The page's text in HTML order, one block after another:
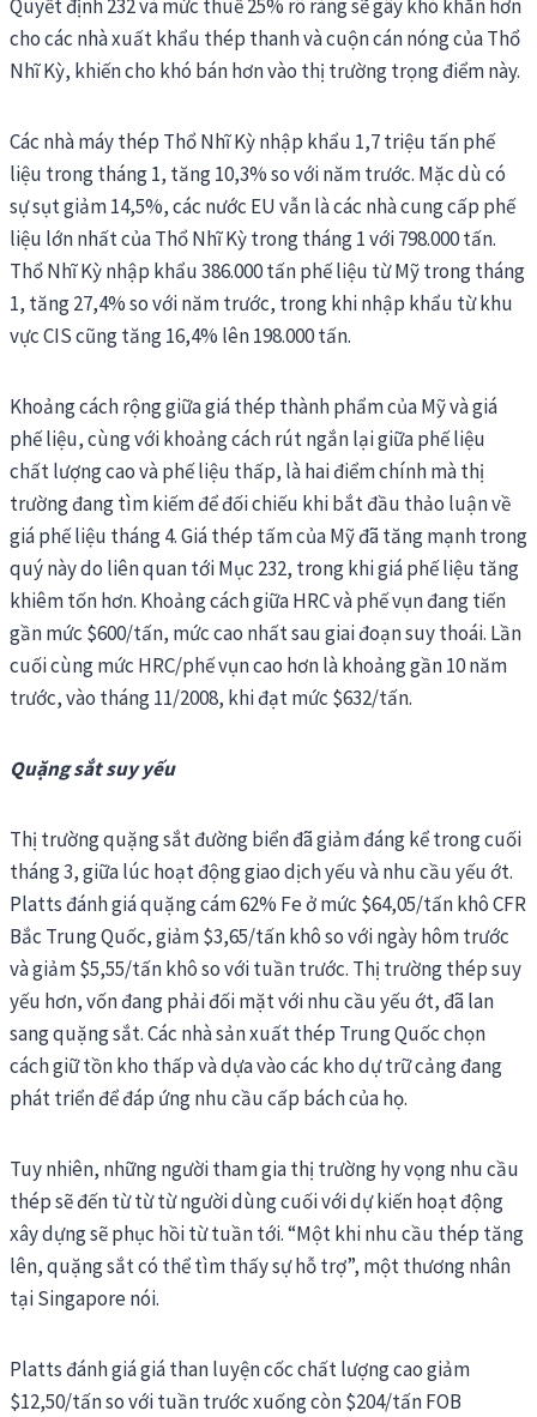
Quyết định 232 và mức thuế 25% rõ ràng sẽ gây khó khăn hơn
cho các nhà xuất khẩu thép thanh và cuộn cán nóng của Thổ
Nhĩ Kỳ, khiến cho khó bán hơn vào thị trường trọng điểm này.
Các nhà máy thép Thổ Nhĩ Kỳ nhập khẩu 1,7 triệu tấn phế
liệu trong tháng 1, tăng 10,3% so với năm trước. Mặc dù có
sự sụt giảm 14,5%, các nước EU vẫn là các nhà cung cấp phế
liệu lớn nhất của Thổ Nhĩ Kỳ trong tháng 1 với 798.000 tấn.
Thổ Nhĩ Kỳ nhập khẩu 386.000 tấn phế liệu từ Mỹ trong tháng
1, tăng 27,4% so với năm trước, trong khi nhập khẩu từ khu
vực CIS cũng tăng 16,4% lên 198.000 tấn.
Khoảng cách rộng giữa giá thép thành phẩm của Mỹ và giá
phế liệu, cùng với khoảng cách rút ngắn lại giữa phế liệu
chất lượng cao và phế liệu thấp, là hai điểm chính mà thị
trường đang tìm kiếm để đối chiếu khi bắt đầu thảo luận về
giá phế liệu tháng 4. Giá thép tấm của Mỹ đã tăng mạnh trong
quý này do liên quan tới Mục 232, trong khi giá phế liệu tăng
khiêm tốn hơn. Khoảng cách giữa HRC và phế vụn đang tiến
gần mức $600/tấn, mức cao nhất sau giai đoạn suy thoái. Lần
cuối cùng mức HRC/phế vụn cao hơn là khoảng gần 10 năm
trước, vào tháng 11/2008, khi đạt mức $632/tấn.
Quặng sắt suy yếu
Thị trường quặng sắt đường biển đã giảm đáng kể trong cuối
tháng 3, giữa lúc hoạt động giao dịch yếu và nhu cầu yếu ớt.
Platts đánh giá quặng cám 62% Fe ở mức $64,05/tấn khô CFR
Bắc Trung Quốc, giảm $3,65/tấn khô so với ngày hôm trước
và giảm $5,55/tấn khô so với tuần trước. Thị trường thép suy
yếu hơn, vốn đang phải đối mặt với nhu cầu yếu ớt, đã lan
sang quặng sắt. Các nhà sản xuất thép Trung Quốc chọn
cách giữ tồn kho thấp và dựa vào các kho dự trữ cảng đang
phát triển để đáp ứng nhu cầu cấp bách của họ.
Tuy nhiên, những người tham gia thị trường hy vọng nhu cầu
thép sẽ đến từ từ từ người dùng cuối với dự kiến hoạt động
xây dựng sẽ phục hồi từ tuần tới. “Một khi nhu cầu thép tăng
lên, quặng sắt có thể tìm thấy sự hỗ trợ”, một thương nhân
tại Singapore nói.
Platts đánh giá giá than luyện cốc chất lượng cao giảm
$12,50/tấn so với tuần trước xuống còn $204/tấn FOB